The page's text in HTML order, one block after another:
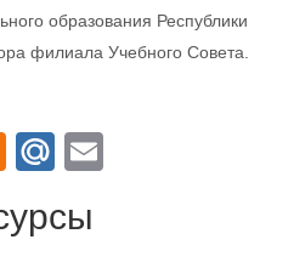
образования Республики
филиала Учебного Совета.
Odnoklassniki
Mail.Ru